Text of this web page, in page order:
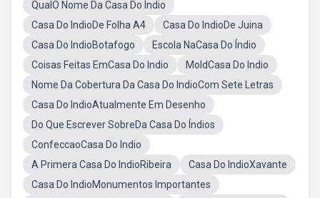
QualO Nome Da Casa Do Índio
Casa Do IndioDe Folha A4
Casa Do IndioDe Juina
Casa Do IndioBotafogo
Escola NaCasa Do Índio
Coisas Feitas EmCasa Do Indio
MoldCasa Do Indio
Nome Da Cobertura Da Casa Do IndioCom Sete Letras
Casa Do IndioAtualmente Em Desenho
Do Que Escrever SobreDa Casa Do Índios
ConfeccaoCasa Do Indio
A Primera Casa Do IndioRibeira
Casa Do IndioXavante
Casa Do IndioMonumentos Importantes